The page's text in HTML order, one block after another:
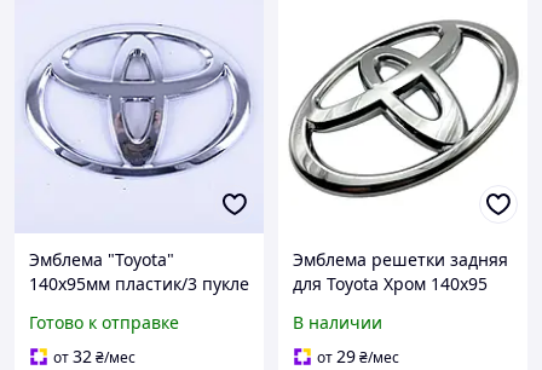
Эмблема "Toyota"
140х95мм пластик/3 пукле
Готово к отправке
от32₴/мес
Эмблема решетки задняя
для Toyota Хром 140х95
(Завод)
В наличии
от29₴/мес